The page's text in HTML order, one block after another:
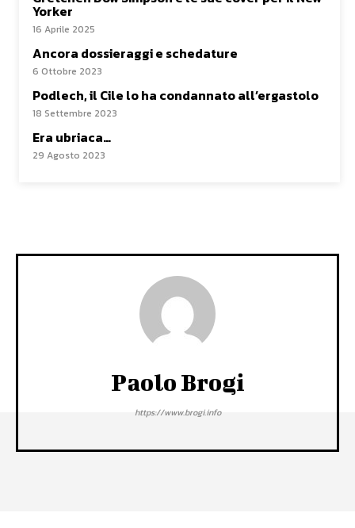
Yorker
16 Aprile 2025
Ancora dossieraggi e schedature
6 Ottobre 2023
Podlech, il Cile lo ha condannato all’ergastolo
18 Settembre 2023
Era ubriaca…
29 Agosto 2023
Paolo Brogi
https://www.brogi.info